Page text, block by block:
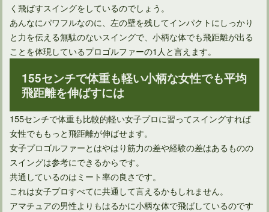
多くのプロ野球選手は、ゴルフの飛距離が凄いのは何で？
多くのゴルファー憧れ、ドライバーで300ヤード飛ばすには
正しい体重移動ピッチングフォームをゴルフスイングに生かす
く飛ばすスイングをしているのでしょう。
あんなにパワフルなのに、左の壁を残してインパクトにしっかり
と力を伝える無駄のないスイングで、小柄な体でも飛距離が出る
ことを体現しているプロゴルファーの1人と言えます。
155センチで体重も軽い小柄な女性でも平均
飛距離を伸ばすには
155センチで体重も比較的軽い女子プロに習ってスイングすれば
女性でももっと飛距離が伸ばせます。
女子プロゴルファーとはやはり筋力の差や経験の差はあるものの
スイングは参考にできるからです。
共通しているのはミート率の良さです。
これは女子プロすべてに共通して言えるかもしれません。
アマチュアの男性よりもはるかに小柄な体で飛ばしているのです